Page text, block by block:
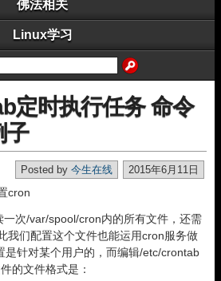
佛法相关
Linux学习
定时执行任务 命令
子
2015年6月11日
Posted by 今生在线
cron
次/var/spool/cron内的所有文件，还需
我们配置这个文件也能运用cron服务做
是针对某个用户的，而编辑/etc/crontab
的文件格式是：